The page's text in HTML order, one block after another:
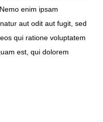
enim ipsam
aut odit aut fugit, sed
qui ratione voluptatem
est, qui dolorem